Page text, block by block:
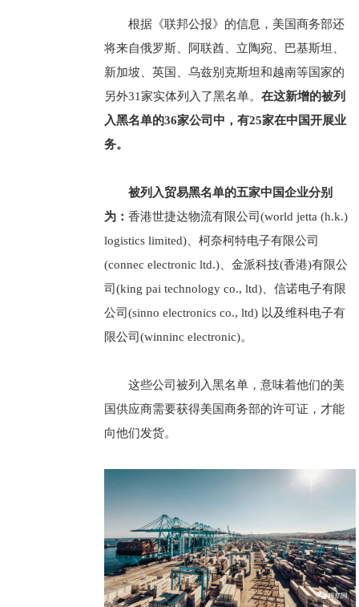
根据《联邦公报》的信息，美国商务部还
将来自俄罗斯、阿联酋、立陶宛、巴基斯坦、
新加坡、英国、乌兹别克斯坦和越南等国家的
另外31家实体列入了黑名单。 在这新增的被列
入黑名单的36家公司中，有25家在中国开展业
务。
被列入贸易黑名单的五家中国企业分别
为： 香港世捷达物流有限公司(world jetta (h.k.)
logistics limited)、柯奈柯特电子有限公司
(connec electronic ltd.)、金派科技(香港)有限公
司(king pai technology co., ltd)、信诺电子有限
公司(sinno electronics co., ltd) 以及维科电子有
限公司(winninc electronic)。
这些公司被列入黑名单，意味着他们的美
国供应商需要获得美国商务部的许可证，才能
向他们发货。